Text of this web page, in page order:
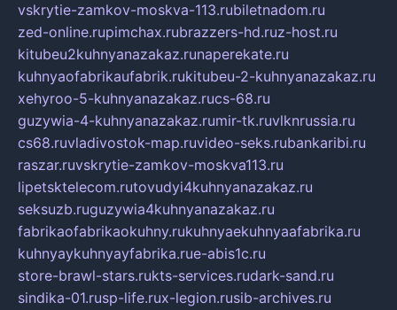
vskrytie-zamkov-moskva-113.rubiletnadom.ru
zed-online.rupimchax.rubrazzers-hd.ruz-host.ru
kitubeu2kuhnyanazakaz.runaperekate.ru
kuhnyaofabrikaufabrik.rukitubeu-2-kuhnyanazakaz.ru
xehyroo-5-kuhnyanazakaz.rucs-68.ru
guzywia-4-kuhnyanazakaz.rumir-tk.ruvlknrussia.ru
cs68.ruvladivostok-map.ruvideo-seks.rubankaribi.ru
raszar.ruvskrytie-zamkov-moskva113.ru
lipetsktelecom.rutovudyi4kuhnyanazakaz.ru
seksuzb.ruguzywia4kuhnyanazakaz.ru
fabrikaofabrikaokuhny.rukuhnyaekuhnyaafabrika.ru
kuhnyaykuhnyayfabrika.rue-abis1c.ru
store-brawl-stars.rukts-services.rudark-sand.ru
sindika-01.rusp-life.rux-legion.rusib-archives.ru